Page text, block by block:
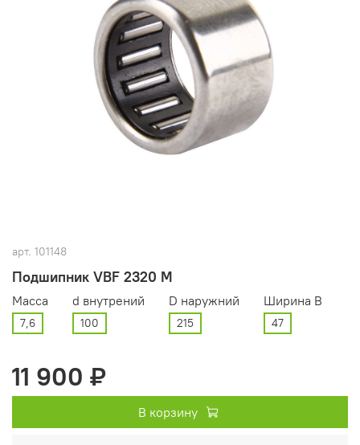
арт. 101148
Подшипник VBF 2320 М
Масса
7,6
d внутрений
100
D наружний
215
Ширина В
47
11 900 ₽
В корзину